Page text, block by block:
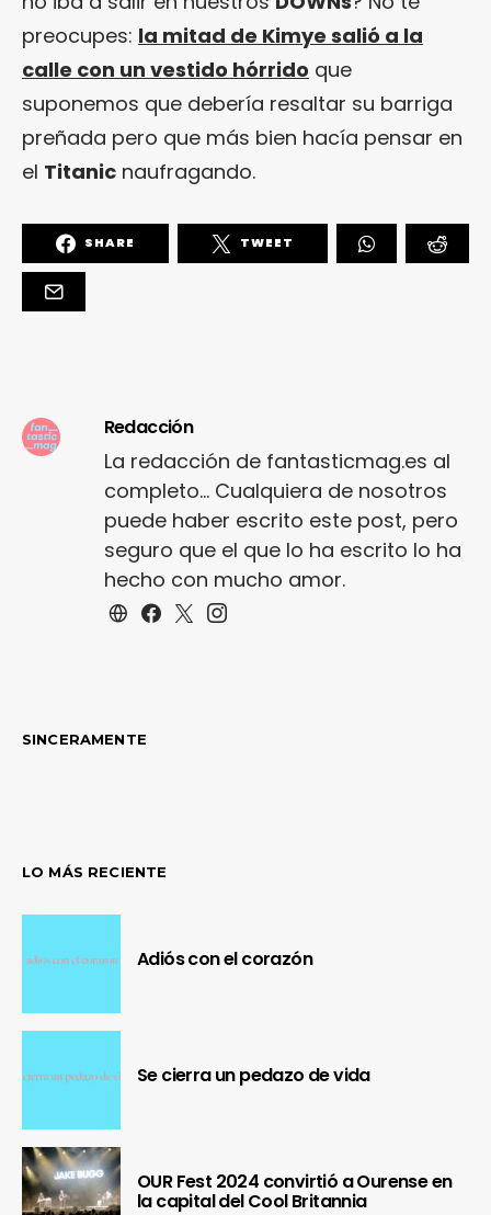
preocupes: la mitad de Kimye salió a la
calle con un vestido hórrido que
suponemos que debería resaltar su barriga
preñada pero que más bien hacía pensar en
el Titanic naufragando.
SHARE TWEET
Redacción
La redacción de fantasticmag.es al
completo... Cualquiera de nosotros
puede haber escrito este post, pero
seguro que el que lo ha escrito lo ha
hecho con mucho amor.
SINCERAMENTE
LO MÁS RECIENTE
Adiós con el corazón
Se cierra un pedazo de vida
OUR Fest 2024 convirtió a Ourense en
la capital del Cool Britannia